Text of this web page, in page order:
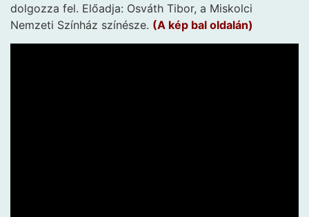
dolgozza fel. Előadja: Osváth Tibor, a Miskolci
Nemzeti Színház színésze. (A kép bal oldalán)